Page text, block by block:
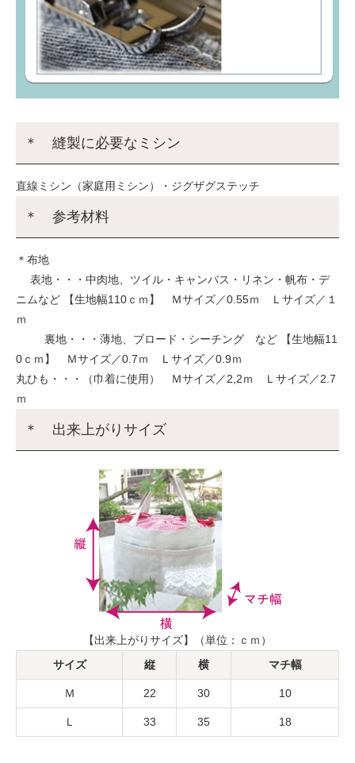
＊ 縫製に必要なミシン
直線ミシン（家庭用ミシン）・ジグザグステッチ
＊ 参考材料
＊布地
表地・・・中肉地、ツイル・キャンバス・リネン・帆布・デ
ニムなど 【生地幅110ｃｍ】 Ｍサイズ／0.55ｍ Ｌサイズ／１
ｍ
裏地・・・薄地、ブロード・シーチング など 【生地幅11
0ｃｍ】 Ｍサイズ／0.7ｍ Ｌサイズ／0.9ｍ
丸ひも・・・（巾着に使用） Ｍサイズ／2,2ｍ Ｌサイズ／2.7
ｍ
＊ 出来上がりサイズ
【出来上がりサイズ】（単位：ｃｍ）
サイズ
縦 横 マチ幅
Ｍ 22 30 10
Ｌ 33 35 18